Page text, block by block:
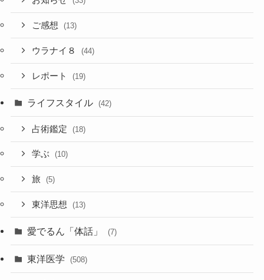
ご感想 (13)
ウラナイ８ (44)
レポート (19)
ライフスタイル (42)
占術鑑定 (18)
学ぶ (10)
旅 (5)
東洋思想 (13)
愛でるん「体話」 (7)
東洋医学 (508)